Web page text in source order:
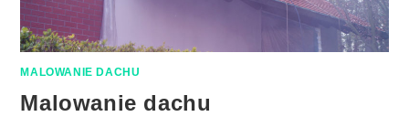
MALOWANIE DACHU
Malowanie dachu